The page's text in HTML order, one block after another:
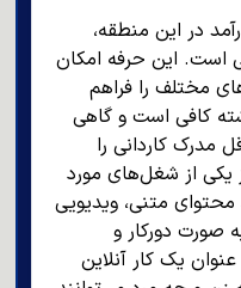
در این منطقه،
است. این حرفه امکان
مختلف را فراهم
کافی است و گاهی
کاردانی را
یکی از شغل‌های مورد
محتوای متنی، ویدیویی
صورت دورکار و
یک کار آنلاین